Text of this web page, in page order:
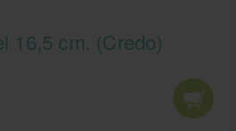
16,5 cm. (Credo)